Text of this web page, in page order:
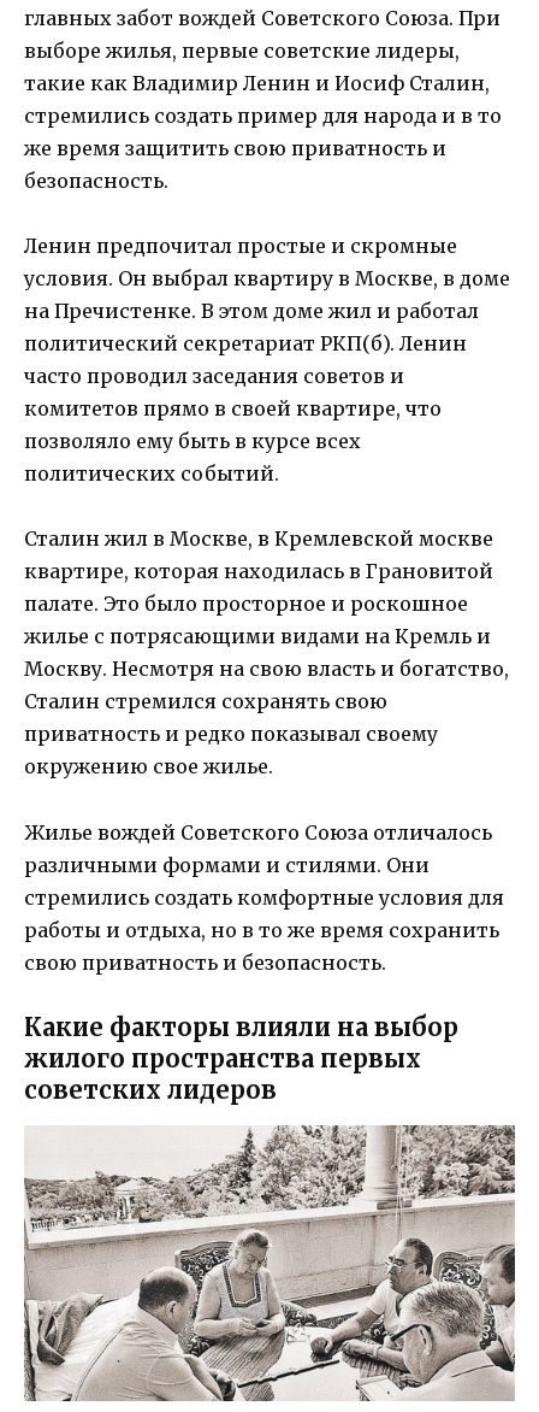
главных забот вождей Советского Союза. При
выборе жилья, первые советские лидеры,
такие как Владимир Ленин и Иосиф Сталин,
стремились создать пример для народа и в то
же время защитить свою приватность и
безопасность.
Ленин предпочитал простые и скромные
условия. Он выбрал квартиру в Москве, в доме
на Пречистенке. В этом доме жил и работал
политический секретариат РКП(б). Ленин
часто проводил заседания советов и
комитетов прямо в своей квартире, что
позволяло ему быть в курсе всех
политических событий.
Сталин жил в Москве, в Кремлевской москве
квартире, которая находилась в Грановитой
палате. Это было просторное и роскошное
жилье с потрясающими видами на Кремль и
Москву. Несмотря на свою власть и богатство,
Сталин стремился сохранять свою
приватность и редко показывал своему
окружению свое жилье.
Жилье вождей Советского Союза отличалось
различными формами и стилями. Они
стремились создать комфортные условия для
работы и отдыха, но в то же время сохранить
свою приватность и безопасность.
Какие факторы влияли на выбор
жилого пространства первых
советских лидеров